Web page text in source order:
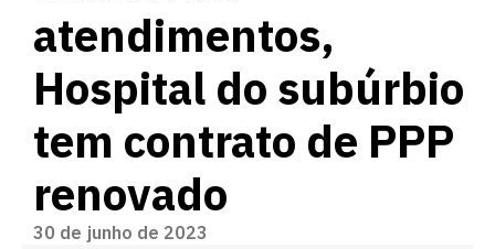
atendimentos,
Hospital do subúrbio
tem contrato de PPP
renovado
30 de junho de 2023